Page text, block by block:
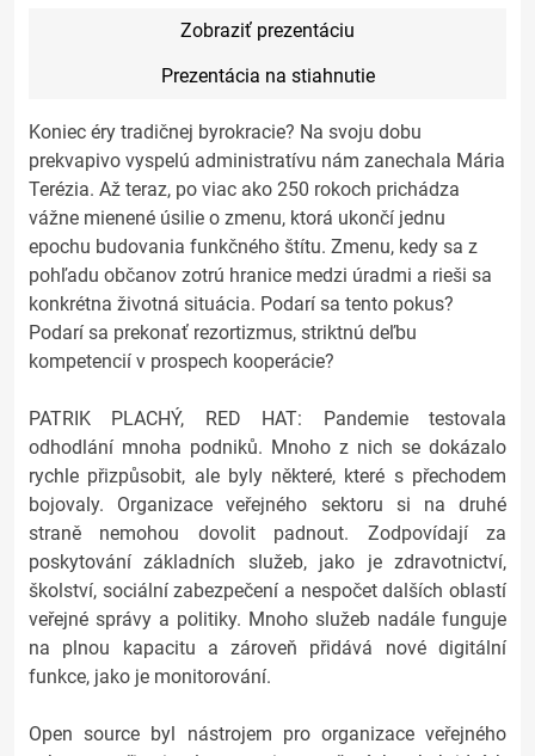
Zobraziť prezentáciu
Prezentácia na stiahnutie
Koniec éry tradičnej byrokracie? Na svoju dobu
prekvapivo vyspelú administratívu nám zanechala Mária
Terézia. Až teraz, po viac ako 250 rokoch prichádza
vážne mienené úsilie o zmenu, ktorá ukončí jednu
epochu budovania funkčného štítu. Zmenu, kedy sa z
pohľadu občanov zotrú hranice medzi úradmi a rieši sa
konkrétna životná situácia. Podarí sa tento pokus?
Podarí sa prekonať rezortizmus, striktnú deľbu
kompetencií v prospech kooperácie?
PATRIK PLACHÝ, RED HAT: Pandemie testovala
odhodlání mnoha podniků. Mnoho z nich se dokázalo
rychle přizpůsobit, ale byly některé, které s přechodem
bojovaly. Organizace veřejného sektoru si na druhé
straně nemohou dovolit padnout. Zodpovídají za
poskytování základních služeb, jako je zdravotnictví,
školství, sociální zabezpečení a nespočet dalších oblastí
veřejné správy a politiky. Mnoho služeb nadále funguje
na plnou kapacitu a zároveň přidává nové digitální
funkce, jako je monitorování.
Open source byl nástrojem pro organizace veřejného